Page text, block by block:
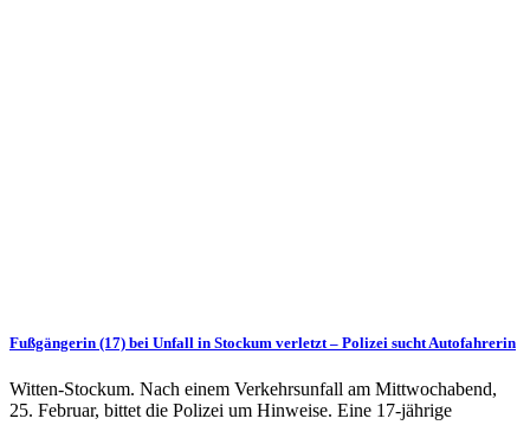
Fußgängerin (17) bei Unfall in Stockum verletzt – Polizei sucht Autofahrerin
Witten-Stockum. Nach einem Verkehrsunfall am Mittwochabend,
25. Februar, bittet die Polizei um Hinweise. Eine 17-jährige